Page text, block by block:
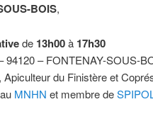
BOIS,
de 13h00à 17h30
94120 – FONTENAY-SOUS-
Apiculteur du Finistère et
MNHN et membre de